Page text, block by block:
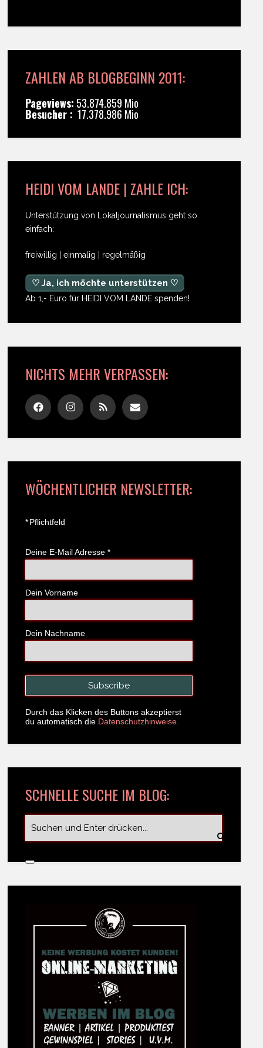
ZAHLEN AB BLOGBEGINN 2011:
Pageviews: 53.874.859 Mio
Besucher : 17.378.986 Mio
HEIDI VOM LANDE | ZAHLE ICH:
Unterstützung von Lokaljournalismus geht so
einfach:
freiwillig | einmalig | regelmäßig
♡ Ja, ich möchte unterstützen ♡
Ab 1,- Euro für HEIDI VOM LANDE spenden!
NICHTS MEHR VERPASSEN:
WÖCHENTLICHER NEWSLETTER:
*Pflichtfeld
Deine E-Mail Adresse *
Dein Vorname
Dein Nachname
Durch das Klicken des Buttons akzeptierst
du automatisch die Datenschutzhinweise.
SCHNELLE SUCHE IM BLOG: